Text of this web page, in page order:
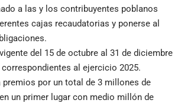
a las y los contribuyentes poblanos
cajas recaudatorias y ponerse al
del 15 de octubre al 31 de diciembre
al ejercicio 2025.
premios por un total de 3 millones de
un primer lugar con medio millón de